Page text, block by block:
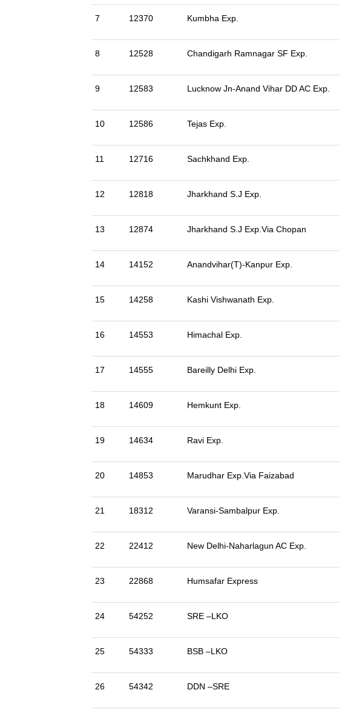
7 12370 Kumbha Exp.
8 12528 Chandigarh Ramnagar SF Exp.
9 12583 Lucknow Jn-Anand Vihar DD AC Exp.
10 12586 Tejas Exp.
11 12716 Sachkhand Exp.
12 12818 Jharkhand S.J Exp.
13 12874 Jharkhand S.J Exp.Via Chopan
14 14152 Anandvihar(T)-Kanpur Exp.
15 14258 Kashi Vishwanath Exp.
16 14553 Himachal Exp.
17 14555 Bareilly Delhi Exp.
18 14609 Hemkunt Exp.
19 14634 Ravi Exp.
20 14853 Marudhar Exp.Via Faizabad
21 18312 Varansi-Sambalpur Exp.
22 22412 New Delhi-Naharlagun AC Exp.
23 22868 Humsafar Express
24 54252 SRE –LKO
25 54333 BSB –LKO
26 54342 DDN –SRE